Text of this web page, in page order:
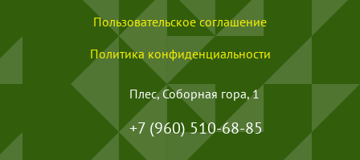
Пользовательское соглашение
Политика конфиденциальности
Плес, Соборная гора, 1
+7 (960) 510-68-85